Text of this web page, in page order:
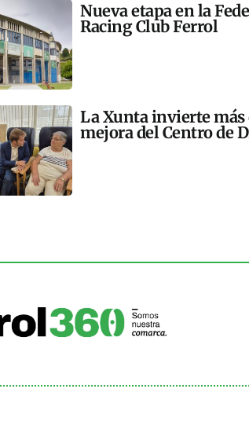
Nueva etapa en la
Racing Club Ferrol
La Xunta invierte más
mejora del Centro de